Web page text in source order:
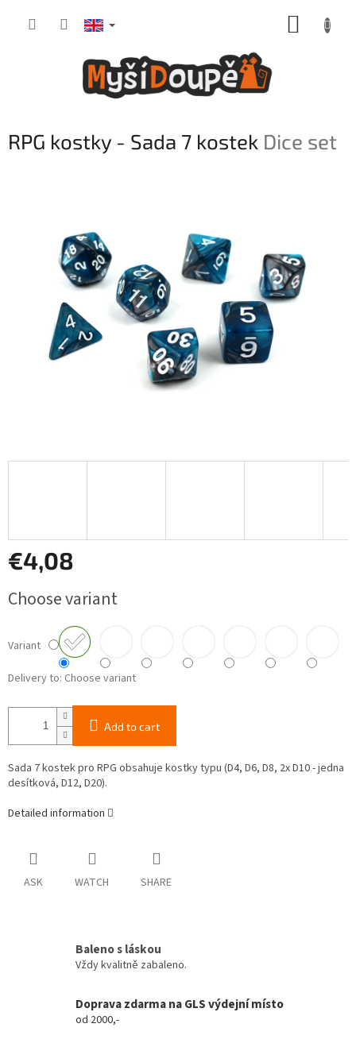
RPG kostky - Sada 7 kostek Dice set
€4,08
price:
Choose variant
Variant
Delivery to: Choose variant
Add to cart
Sada 7 kostek pro RPG obsahuje kostky typu (D4, D6, D8, 2x D10 - jedna
desítková, D12, D20).
Detailed information
ASK WATCH SHARE
Baleno s láskou
Vždy kvalitně zabaleno.
Doprava zdarma na GLS výdejní místo
od 2000,-